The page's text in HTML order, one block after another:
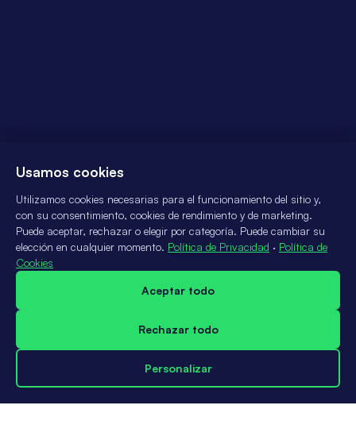
Usamos cookies
Utilizamos cookies necesarias para el funcionamiento del sitio y,
con su consentimiento, cookies de rendimiento y de marketing.
Puede aceptar, rechazar o elegir por categoría. Puede cambiar su
elección en cualquier momento. Política de Privacidad · Política de
Cookies
Aceptar todo
Rechazar todo
Personalizar